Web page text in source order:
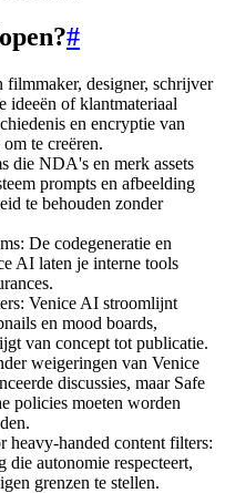
#
designer, schrijver
ideeën of klantmateriaal
en encryptie van
te creëren.
die NDA's en merk assets
prompts en afbeelding
te behouden zonder
De codegeneratie en
AI laten je interne tools
Venice AI stroomlijnt
en mood boards,
van concept tot publicatie.
weigeringen van Venice
discussies, maar Safe
policies moeten worden
heavy-handed content filters:
autonomie respecteert,
grenzen te stellen.